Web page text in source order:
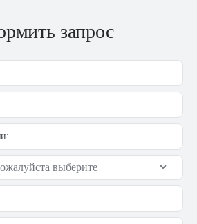
запрос